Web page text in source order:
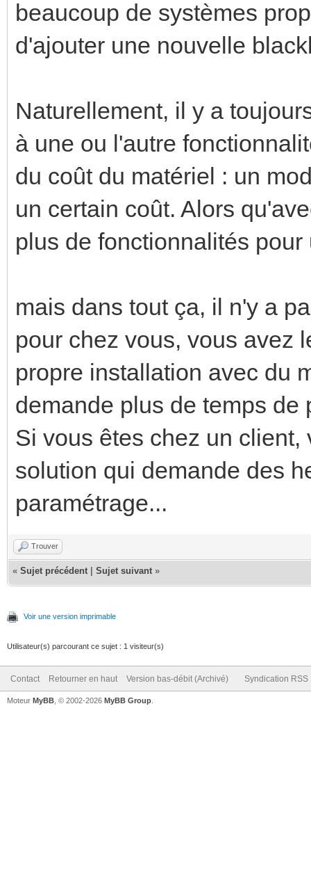
beaucoup de systèmes
d'ajouter une nouvelle
Naturellement, il y a
à une ou l'autre
du coût du matériel : un
un certain coût. Alors
plus de fonctionnalités
mais dans tout ça, il n'y a
pour chez vous, vous avez
propre installation avec du
demande plus de temps de
Si vous êtes chez un
solution qui demande des
paramétrage...
Trouver
« Sujet précédent Sujet suivant »
Voir une version imprimable
Utilisateur(s) parcourant ce sujet : 1 visiteur(s)
Contact Retourner en haut Version bas-débit (Archivé) Syndication RSS
Moteur MyBB , © 2002-2026 MyBB Group